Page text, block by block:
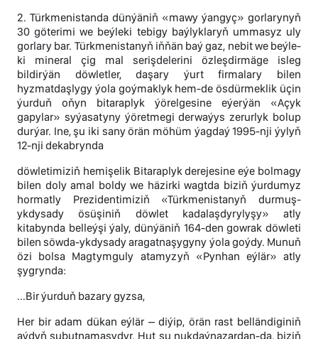
2. Türkmenistanda dünýäniň «mawy ýangyç» gorlarynyň
30 göterimi we beýleki tebigy baýlyklaryň ummasyz uly
gorlary bar. Türkmenistanyň iňňän baý gaz, nebit we beýle-
ki mineral çig mal serişdelerini özleşdirmäge isleg
bildirýän döwletler, daşary ýurt firmalary bilen
hyzmatdaşlygy ýola goýmaklyk hem-de ösdürmeklik üçin
ýurduň oňyn bitaraplyk ýörelgesine eýerýän «Açyk
gapylar» syýasatyny ýöretmegi derwaýys zerurlyk bolup
durýar. Ine, şu iki sany örän möhüm ýagdaý 1995-nji ýylyň
12-nji dekabrynda
döwletimiziň hemişelik Bitaraplyk derejesine eýe bolmagy
bilen doly amal boldy we häzirki wagtda biziň ýurdumyz
hormatly Prezidentimiziň «Türkmenistanyň durmuş-
ykdysady ösüşiniň döwlet kadalaşdyrylyşy» atly
kitabynda belleýşi ýaly, dünýäniň 164-den gowrak döwleti
bilen söwda-ykdysady aragatnaşygyny ýola goýdy. Munuň
özi bolsa Magtymguly atamyzyň «Pynhan eýlär» atly
şygrynda:
...Bir ýurduň bazary gyzsa,
Her bir adam dükan eýlär – diýip, örän rast belländiginiň
aýdyň subutnamasydyr. Hut şu nukdaýnazardan-da, biziň